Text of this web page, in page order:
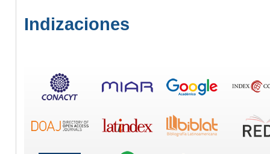
Indizaciones